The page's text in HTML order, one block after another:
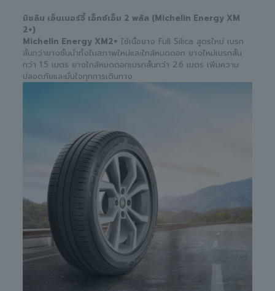
มิชลิน เอ็นเนอร์จี้ เอ็กซ์เอ็ม 2 พลัส (Michelin Energy XM
2+)
Michelin Energy XM2+ ใช้เนื้อยาง Full Silica สูตรใหม่ เบรก
สั้นกว่ายางชั้นนำทั้งในสภาพใหม่และใกล้หมดดอก ยางใหม่เบรกสั้น
กว่า 1.5 เมตร ยางใกล้หมดดอกเบรกสั้นกว่า 2.6 เมตร เพิ่มความ
ปลอดภัยและมั่นใจทุกการเดินทาง